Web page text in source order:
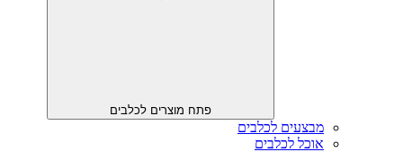
פתח מוצרים לכלבים
מבצעים לכלבים
אוכל לכלבים